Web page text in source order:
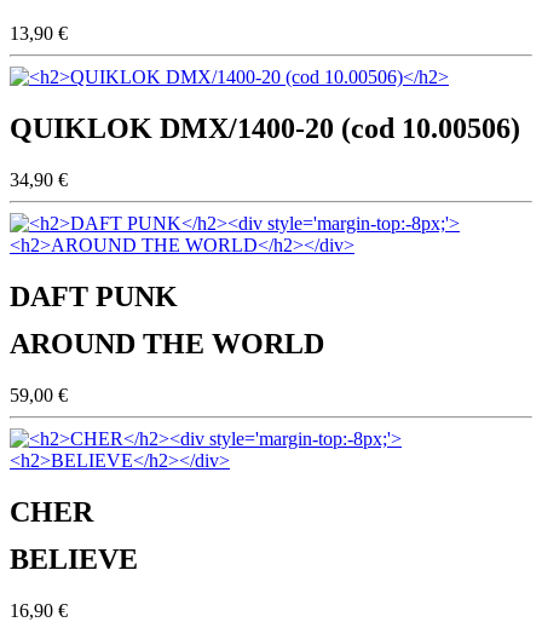
13,90 €
QUIKLOK DMX/1400-20 (cod 10.00506)
34,90 €
DAFT PUNK
AROUND THE WORLD
59,00 €
CHER
BELIEVE
16,90 €